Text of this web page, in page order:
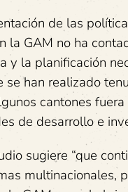
de las
la GAM no ha
y la planificación
se han realizado
cantones
de desarrollo e
sugiere “que
multinacionales,